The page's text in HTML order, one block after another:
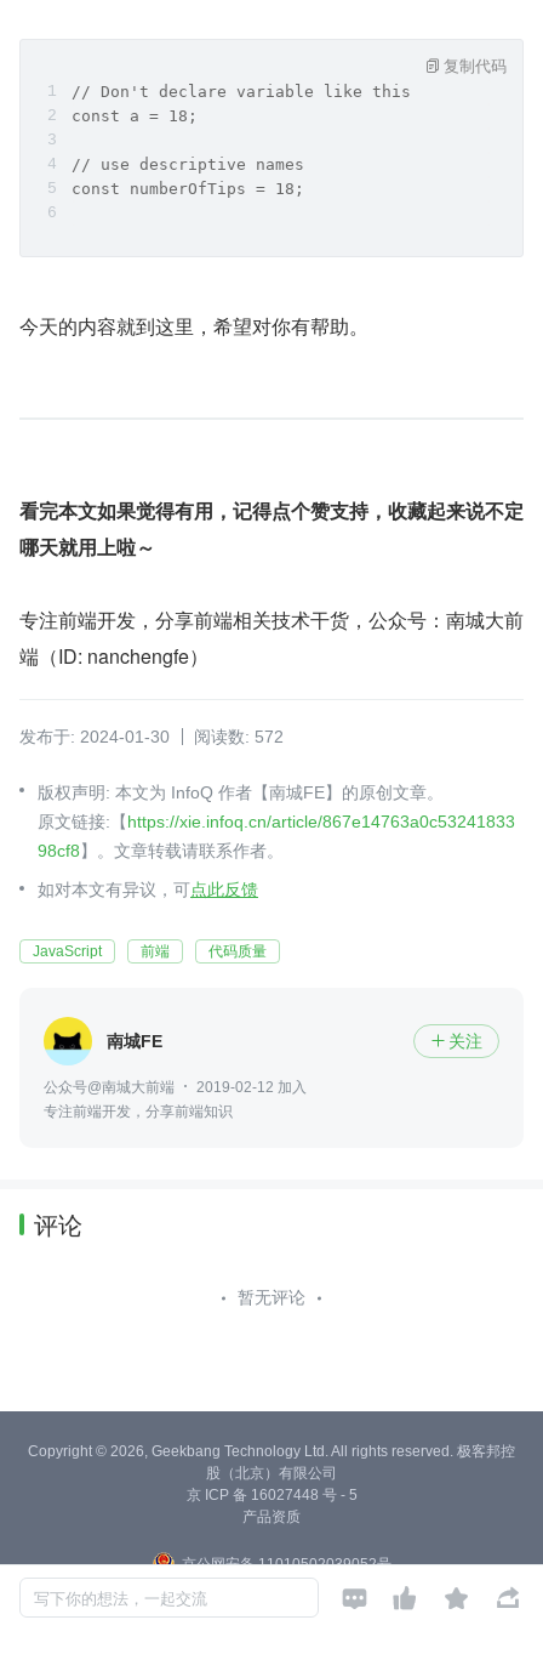
// Don't declare variable like this
const a = 18;
// use descriptive names
const numberOfTips = 18;
复制代码
今天的内容就到这里，希望对你有帮助。
看完本文如果觉得有用，记得点个赞支持，收藏起来说不定
哪天就用上啦～
专注前端开发，分享前端相关技术干货，公众号：南城大前
端（ID: nanchengfe）
发布于: 2024-01-30 阅读数: 572
版权声明: 本文为 InfoQ 作者【南城FE】的原创文章。
原文链接:【https://xie.infoq.cn/article/867e14763a0c53241833
98cf8】。文章转载请联系作者。
如对本文有异议，可点此反馈
JavaScript 前端 代码质量
南城FE  关注
公众号@南城大前端
2019-02-12 加入
专注前端开发，分享前端知识
评论
暂无评论
写下你的想法，一起交流    
Copyright © 2026, Geekbang Technology Ltd. All rights reserved. 极客邦控
股（北京）有限公司
京 ICP 备 16027448 号 - 5
产品资质
京公网安备 11010502039052号